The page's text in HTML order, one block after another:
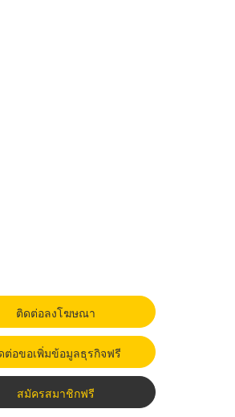
ติดต่อลงโฆษณา
ต่อขอเพิ่มข้อมูลธุรกิจฟรี
สมัครสมาชิกฟรี